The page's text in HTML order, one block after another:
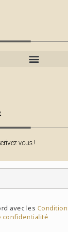
vous !
avec les
confidentialité